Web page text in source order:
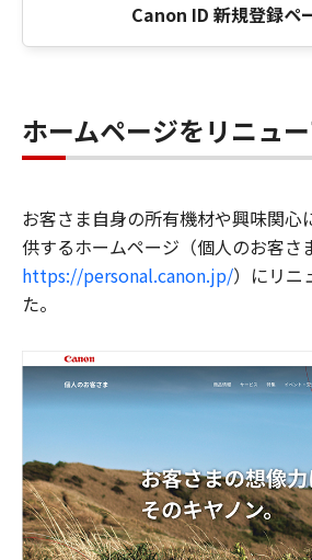
Canon ID 新規登録ペ
ホームページをリニュ
お客さま自身の所有機材や興味関心
供するホームページ（個人のお客さ
https://personal.canon.jp/）にリニ
た。